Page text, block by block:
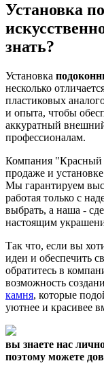
Установка
знать?
Установка
несколько
пластиковых
и опыта, чтобы
аккуратный
профессионалам.
Компания "Красный
продаже и
Мы гарантируем
работая только с
выбрать, а наша -
настоящим
Так что, если вы
идеи и обеспечить
обратитесь в
возможность
камня, которые
уютнее и красивее
вы знаете нас
поэтому можете